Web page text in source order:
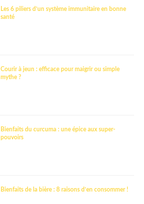
Les 6 piliers d’un système immunitaire en bonne
santé
Courir à jeun : efficace pour maigrir ou simple
mythe ?
Bienfaits du curcuma : une épice aux super-
pouvoirs
Bienfaits de la bière : 8 raisons d’en consommer !